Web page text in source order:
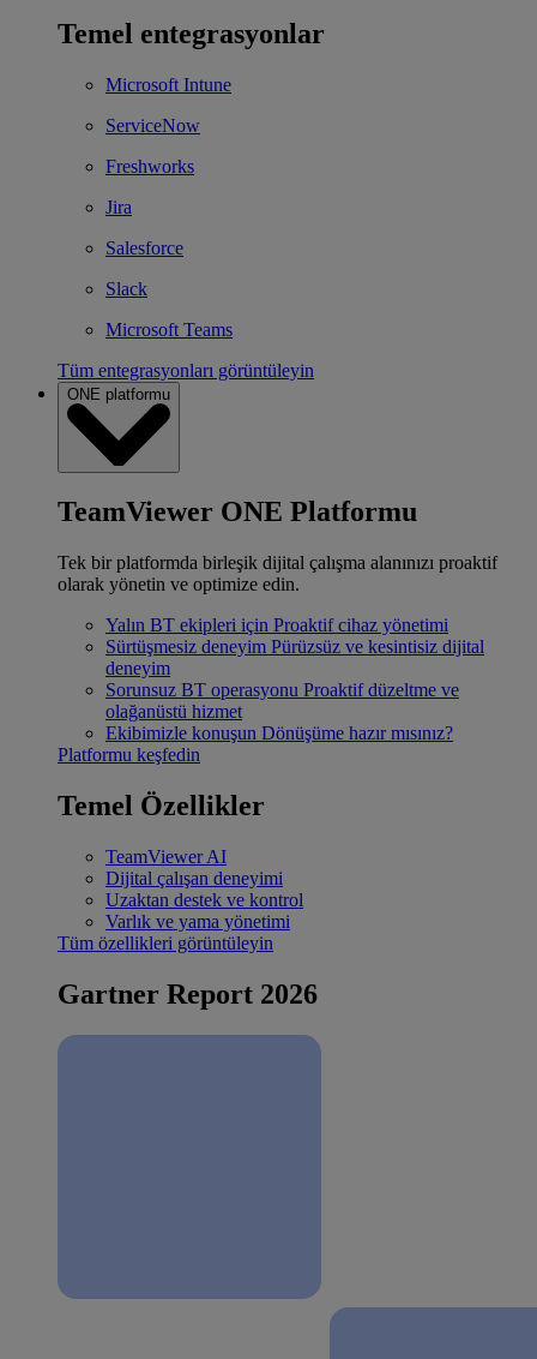
Temel entegrasyonlar
Microsoft Intune
ServiceNow
Freshworks
Jira
Salesforce
Slack
Microsoft Teams
Tüm entegrasyonları görüntüleyin
ONE platformu
TeamViewer ONE Platformu
Tek bir platformda birleşik dijital çalışma alanınızı proaktif
olarak yönetin ve optimize edin.
Yalın BT ekipleri için Proaktif cihaz yönetimi
Sürtüşmesiz deneyim Pürüzsüz ve kesintisiz dijital
deneyim
Sorunsuz BT operasyonu Proaktif düzeltme ve
olağanüstü hizmet
Ekibimizle konuşun Dönüşüme hazır mısınız?
Platformu keşfedin
Temel Özellikler
TeamViewer AI
Dijital çalışan deneyimi
Uzaktan destek ve kontrol
Varlık ve yama yönetimi
Tüm özellikleri görüntüleyin
Gartner Report 2026